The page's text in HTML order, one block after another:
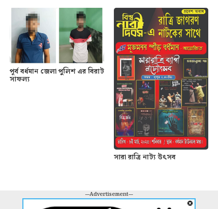
পূর্ব বর্ধমান জেলা পুলিশ এর বিরাট
সাফল্য
সারা রাত্রি নাট্য উৎসব
---Advertisement---